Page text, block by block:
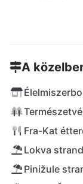
A
Fra-Kat
Lokva
Pinižule